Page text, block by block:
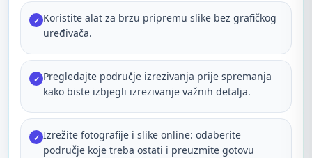
✓ Koristite alat za brzu pripremu slike bez grafičkog
uređivača.
✓ Pregledajte područje izrezivanja prije spremanja
kako biste izbjegli izrezivanje važnih detalja.
✓ Izrežite fotografije i slike online: odaberite
područje koje treba ostati i preuzmite gotovu